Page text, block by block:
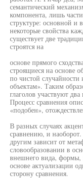
семантический
компонента, лишь
структуре: основной и
некоторые свойства
существует две
строятся на
основе прямого
строящиеся на основе
по чистой
объектам». Таким
глаголов участвуют
Процесс сравнения
«подобен»,
В разных случаях
сравнению, и
другим зависит от
словообразовании в
внешнего вида, формы,
основе актуализации
сторону сравнения.